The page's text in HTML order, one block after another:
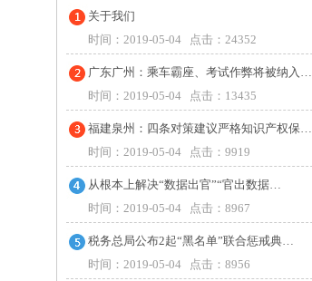
关于我们
时间：2019-05-04 点击：24352
广东广州：乘车霸座、考试作弊将被纳入…
时间：2019-05-04 点击：13435
福建泉州：四条对策建议严格知识产权保…
时间：2019-05-04 点击：9919
从根本上解决“数据出官”“官出数据…
时间：2019-05-04 点击：8967
税务总局公布2起“黑名单”联合惩戒典…
时间：2019-05-04 点击：8956